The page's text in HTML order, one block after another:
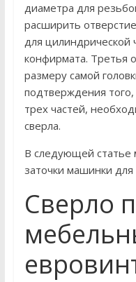
диаметра для
расширить
для цилиндрической
конфирмата. Третья
размеру самой
подтверждения того,
трех частей,
сверла.
В следующей статье
заточки машинки для
Сверло